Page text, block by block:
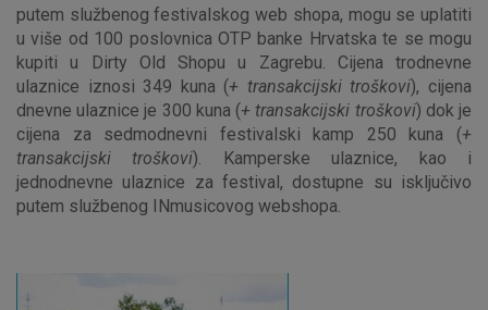
putem službenog festivalskog web shopa, mogu se uplatiti
u više od 100 poslovnica OTP banke Hrvatska te se mogu
kupiti u Dirty Old Shopu u Zagrebu. Cijena trodnevne
ulaznice iznosi 349 kuna (+ transakcijski troškovi), cijena
dnevne ulaznice je 300 kuna (+ transakcijski troškovi) dok je
cijena za sedmodnevni festivalski kamp 250 kuna (+
transakcijski troškovi). Kamperske ulaznice, kao i
jednodnevne ulaznice za festival, dostupne su isključivo
putem službenog INmusicovog webshopa.
Prihvaćam upotrebu navedenih kolačića
Nužni (tehnički) kolačići - uvijek aktivni
Ovi kolačići nužni su za funkcioniranje internetske stranice i
ne mogu se isključiti u našim sustavima. Uobičajeno se
postavljaju kao odgovor na vaše radnje koje uključuju zahtjev
o njima, ali u tom slučaju neki dijelovi stranice neće raditi. Ti
kolačići ne pohranjuju nikakve informacije koje bi vas mogle